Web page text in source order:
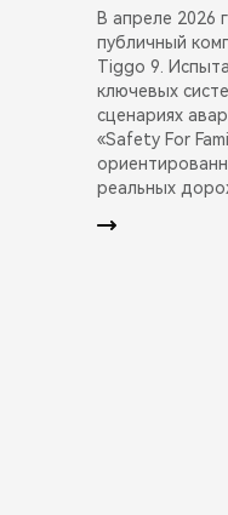
В апреле 2026
публичный
Tiggo 9.
ключевых
сценариях
«Safety For
реальных